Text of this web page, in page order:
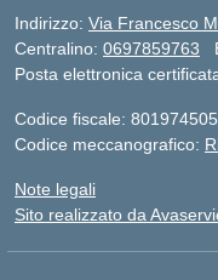
Indirizzo: Via Francesco
Centralino: 0697859763
Posta elettronica
Codice fiscale:
Codice meccanografico:
Note legali
Sito realizzato da